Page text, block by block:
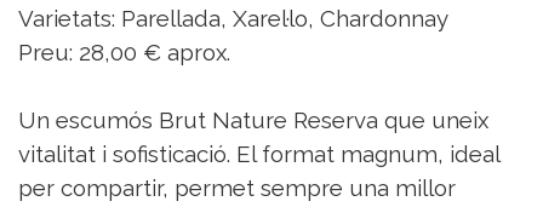
Varietats: Parellada, Xarel·lo, Chardonnay
Preu: 28,00 € aprox.
Un escumós Brut Nature Reserva que uneix
vitalitat i sofisticació. El format magnum, ideal
per compartir, permet sempre una millor